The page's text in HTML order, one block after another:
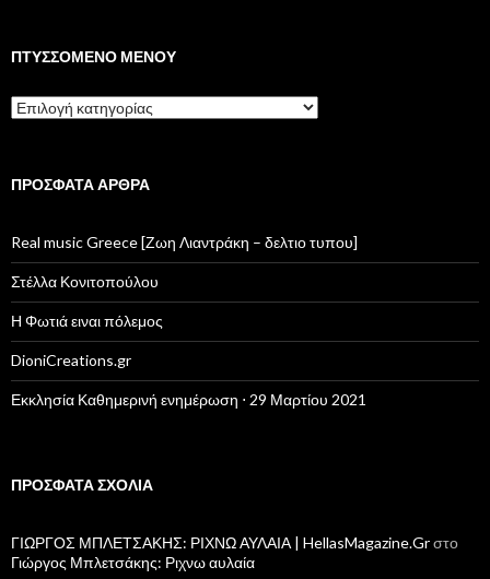
ΠΤΥΣΣΌΜΕΝΟ ΜΕΝΟΎ
Πτυσσόμενο
μενού
ΠΡΌΣΦΑΤΑ ΆΡΘΡΑ
Real music Greece [Ζωη Λιαντράκη – δελτιο τυπου]
Στέλλα Κονιτοπούλου
Η Φωτιά ειναι πόλεμος
DioniCreations.gr
Εκκλησία Καθημερινή ενημέρωση ⋅ 29 Μαρτίου 2021
ΠΡΌΣΦΑΤΑ ΣΧΌΛΙΑ
ΓΙΩΡΓΟΣ ΜΠΛΕΤΣΑΚΗΣ: ΡΙΧΝΩ ΑΥΛΑΙΑ | HellasMagazine.Grστο
Γιώργος Μπλετσάκης: Ριχνω αυλαία